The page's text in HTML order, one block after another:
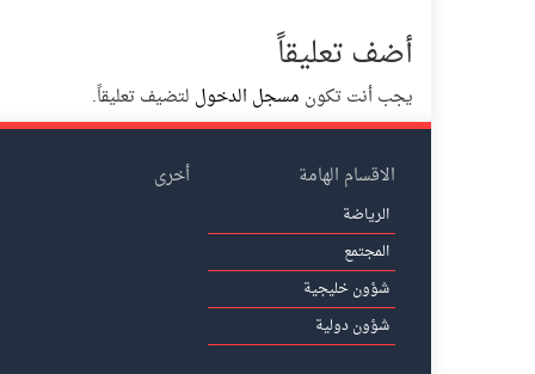
أضف تعليقاً
يجب أنت تكون مسجل الدخول لتضيف تعليقاً.
الاقسام الهامة
الرياضة
المجتمع
شؤون خليجية
شؤون دولية
أخرى